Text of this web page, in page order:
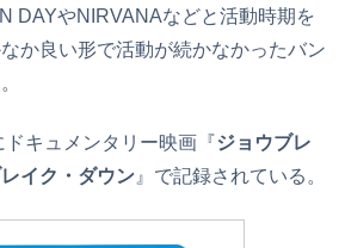
DAYやNIRVANAなどと活動時期を
か良い形で活動が続かなかったバン
キュメンタリー映画『ジョウブレ
イク・ダウン 』で記録されている。